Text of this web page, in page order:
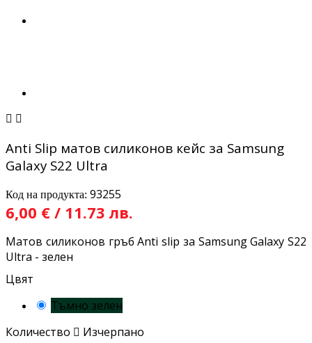
 
Anti Slip матов силиконов кейс за Samsung
Galaxy S22 Ultra
Код на продукта: 93255
6,00 € / 11.73 лв.
Матов силиконов гръб Anti slip за Samsung Galaxy S22
Ultra - зелен
Цвят
Тъмно зелен
Количество  Изчерпано